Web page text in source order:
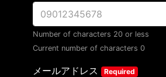
Number of characters 20 or less
Current number of characters 0
メールアドレス Required